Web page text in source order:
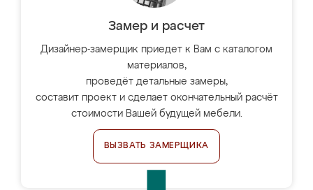
Замер и расчет
Дизайнер-замерщик приедет к Вам с каталогом
материалов,
проведёт детальные замеры,
составит проект и сделает окончательный расчёт
стоимости Вашей будущей мебели.
ВЫЗВАТЬ ЗАМЕРЩИКА